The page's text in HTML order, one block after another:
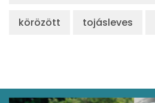
körözött tojásleves